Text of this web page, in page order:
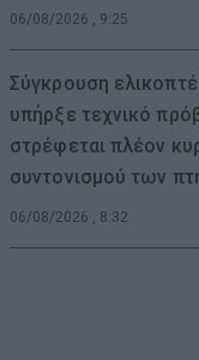
06/08/2026 , 9:25
Σύγκρουση
υπήρξε τεχνικό
στρέφεται πλέον
συντονισμού των
06/08/2026 , 8:32